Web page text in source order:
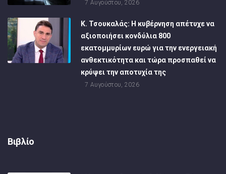
7 Αυγούστου, 2026
Κ. Τσουκαλάς: Η κυβέρνηση απέτυχε να
αξιοποιήσει κονδύλια 800
εκατομμυρίων ευρώ για την ενεργειακή
ανθεκτικότητα και τώρα προσπαθεί να
κρύψει την αποτυχία της
7 Αυγούστου, 2026
Βιβλίο